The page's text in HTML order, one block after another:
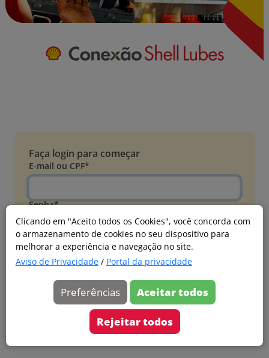
Clicando em "Aceito todos os Cookies", você concorda com
o armazenamento de cookies no seu dispositivo para
melhorar a experiência e navegação no site.
Aviso de Privacidade / Portal da privacidade
Preferências Aceitar todos
Rejeitar todos
Faça login para começar
E-mail ou CPF*
Senha*
Esqueci minha senha
Entrar
Acessar com Microsoft
Ainda não faz parte?
Cadastre-se
Versão 20260805.7